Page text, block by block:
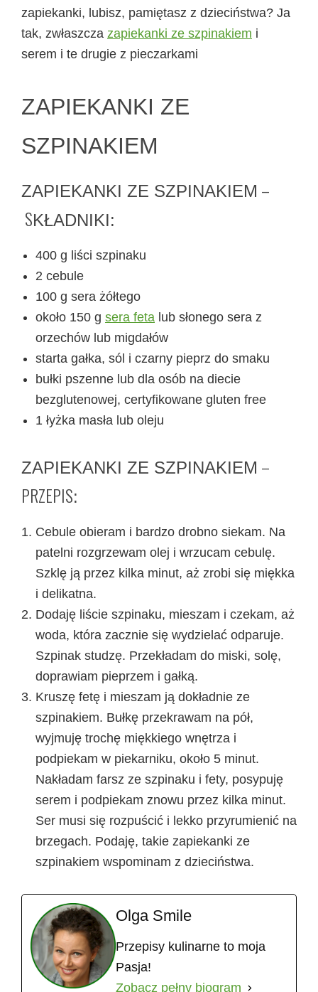
zapiekanki, lubisz, pamiętasz z dzieciństwa? Ja
tak, zwłaszcza zapiekanki ze szpinakiem i
serem i te drugie z pieczarkami
ZAPIEKANKI ZE
SZPINAKIEM
ZAPIEKANKI ZE SZPINAKIEM –
SKŁADNIKI:
400 g liści szpinaku
2 cebule
100 g sera żółtego
około 150 g sera feta lub słonego sera z
orzechów lub migdałów
starta gałka, sól i czarny pieprz do smaku
bułki pszenne lub dla osób na diecie
bezglutenowej, certyfikowane gluten free
1 łyżka masła lub oleju
ZAPIEKANKI ZE SZPINAKIEM –
PRZEPIS:
Cebule obieram i bardzo drobno siekam. Na
patelni rozgrzewam olej i wrzucam cebulę.
Szklę ją przez kilka minut, aż zrobi się miękka
i delikatna.
Dodaję liście szpinaku, mieszam i czekam, aż
woda, która zacznie się wydzielać odparuje.
Szpinak studzę. Przekładam do miski, solę,
doprawiam pieprzem i gałką.
Kruszę fetę i mieszam ją dokładnie ze
szpinakiem. Bułkę przekrawam na pół,
wyjmuję trochę miękkiego wnętrza i
podpiekam w piekarniku, około 5 minut.
Nakładam farsz ze szpinaku i fety, posypuję
serem i podpiekam znowu przez kilka minut.
Ser musi się rozpuścić i lekko przyrumienić na
brzegach. Podaję, takie zapiekanki ze
szpinakiem wspominam z dzieciństwa.
Olga Smile
Przepisy kulinarne to moja
Pasja!
Zobacz pełny biogram